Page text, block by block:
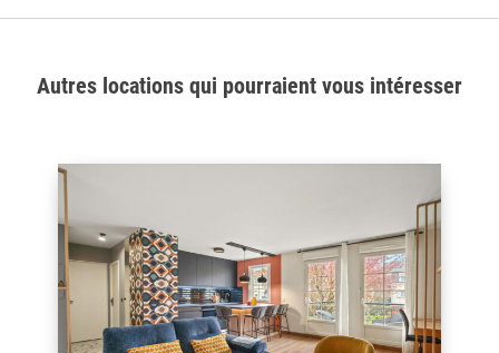
Autres locations qui pourraient vous intéresser